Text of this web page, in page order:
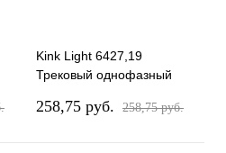
Kink Light 6427,19
Трековый однофазный
Сатори черный d9,5 h18,8
258,75 pуб. 258,75 pуб.